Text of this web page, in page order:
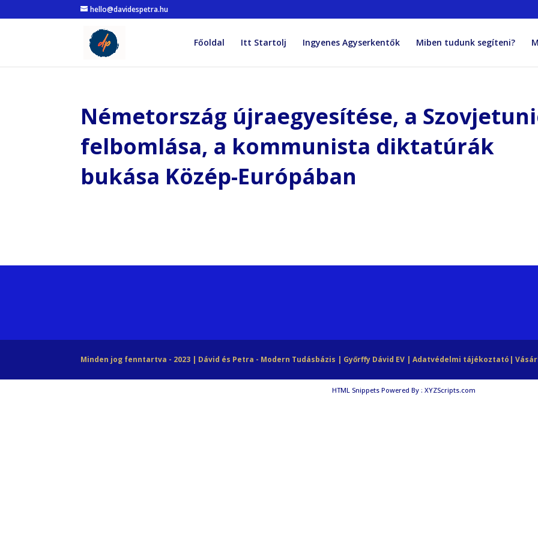
hello@davidespetra.hu
Főoldal Itt Startolj Ingyenes Agyserkentők Miben tudunk segíteni?
Németország újraegyesítése, a
felbomlása, a kommunista diktatúrák
bukása Közép-Európában
Minden jog fenntartva - 2023 | Dávid és Petra - Modern Tudásbázis | Győrffy Dávid EV |Adatvédelmi tájékoztató |
HTML SnippetsPowered By : XYZScripts.com